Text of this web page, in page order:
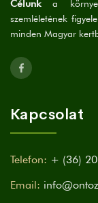
Célunka
szemléletének
minden Magyar
Kapcsolat
Telefon: + (36)
Email: